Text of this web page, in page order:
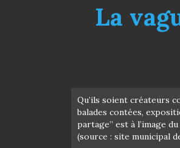
La
Qu’ils soient créateurs
balades contées,
partage” est à l’image du
(source : site municipal